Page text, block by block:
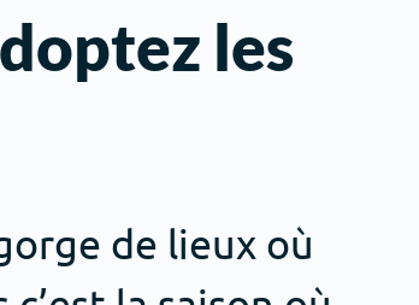
les
de lieux où